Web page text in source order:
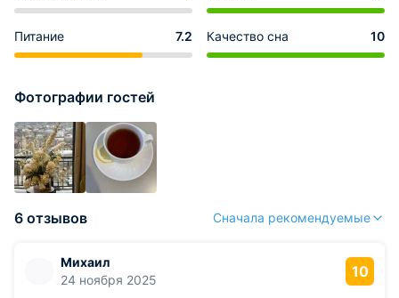
Питание 7.2 Качество сна 10
Фотографии гостей
6 отзывов Сначала рекомендуемые
Михаил
24 ноября 2025
10